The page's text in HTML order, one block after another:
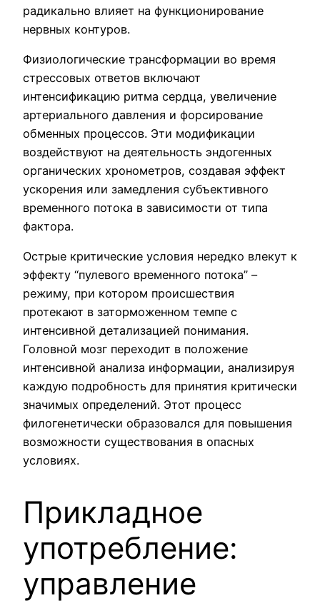
радикально влияет на функционирование
нервных контуров.
Физиологические трансформации во время
стрессовых ответов включают
интенсификацию ритма сердца, увеличение
артериального давления и форсирование
обменных процессов. Эти модификации
воздействуют на деятельность эндогенных
органических хронометров, создавая эффект
ускорения или замедления субъективного
временного потока в зависимости от типа
фактора.
Острые критические условия нередко влекут к
эффекту “пулевого временного потока” –
режиму, при котором происшествия
протекают в заторможенном темпе с
интенсивной детализацией понимания.
Головной мозг переходит в положение
интенсивной анализа информации, анализируя
каждую подробность для принятия критически
значимых определений. Этот процесс
филогенетически образовался для повышения
возможности существования в опасных
условиях.
Прикладное
употребление:
управление